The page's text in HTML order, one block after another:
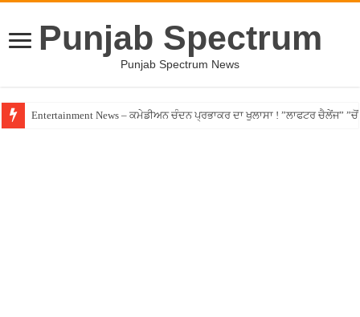
Punjab Spectrum
Punjab Spectrum News
Entertainment News – ਕਮੇਡੀਅਨ ਚੰਦਨ ਪ੍ਰਭਾਕਰ ਦਾ ਖੁਲਾਸਾ ! ”ਲਾਫਟਰ ਚੈਲੇਂਜ”